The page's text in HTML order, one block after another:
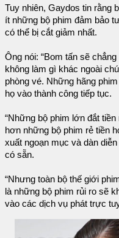
Tuy nhiên, Gaydos tin rằng
ít những bộ phim đảm bảo
có thể bị cắt giảm nhất.
Ông nói: “Bom tấn sẽ
không làm gì khác ngoài
phòng vé. Những hãng
họ vào thành công tiếp tục.
“Những bộ phim lớn đắt
hơn những bộ phim rẻ tiền
xuất ngoạn mục và dàn
có sẵn.
“Nhưng toàn bộ thế giới
là những bộ phim rủi ro sẽ
vào các dịch vụ phát trực